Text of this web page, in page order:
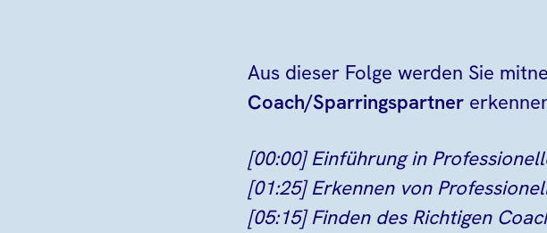
Aus dieser Folge werden Sie
Coach/Sparringspartner
[00:00] Einführung in
[01:25] Erkennen von
[05:15] Finden des Richtigen